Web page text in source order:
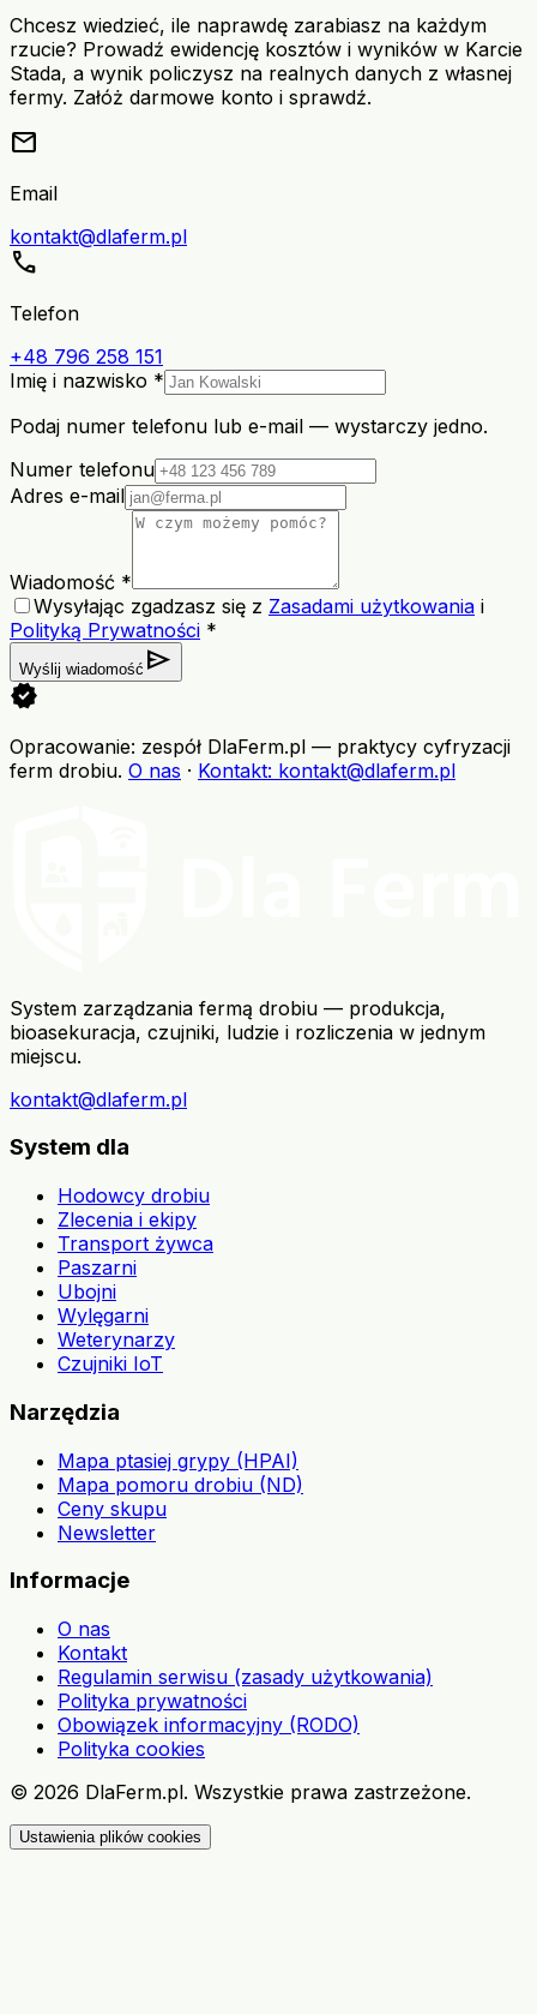
Chcesz wiedzieć, ile naprawdę zarabiasz na każdym
rzucie? Prowadź ewidencję kosztów i wyników w Karcie
Stada, a wynik policzysz na realnych danych z własnej
fermy. Załóż darmowe konto i sprawdź.
mail
Email
kontakt@dlaferm.pl
call
Telefon
+48 796 258 151
Imię i nazwisko *
Podaj numer telefonu lub e-mail — wystarczy jedno.
Numer telefonu
Adres e-mail
Wiadomość *
Wysyłając zgadzasz się z Zasadami użytkowania i
Polityką Prywatności *
Wyślij wiadomość send
verified
Opracowanie: zespół DlaFerm.pl — praktycy cyfryzacji
ferm drobiu. O nas · Kontakt: kontakt@dlaferm.pl
System zarządzania fermą drobiu — produkcja,
bioasekuracja, czujniki, ludzie i rozliczenia w jednym
miejscu.
kontakt@dlaferm.pl
System dla
Hodowcy drobiu
Zlecenia i ekipy
Transport żywca
Paszarni
Ubojni
Wylęgarni
Weterynarzy
Czujniki IoT
Narzędzia
Mapa ptasiej grypy (HPAI)
Mapa pomoru drobiu (ND)
Ceny skupu
Newsletter
Informacje
O nas
Kontakt
Regulamin serwisu (zasady użytkowania)
Polityka prywatności
Obowiązek informacyjny (RODO)
Polityka cookies
© 2026 DlaFerm.pl. Wszystkie prawa zastrzeżone.
Ustawienia plików cookies